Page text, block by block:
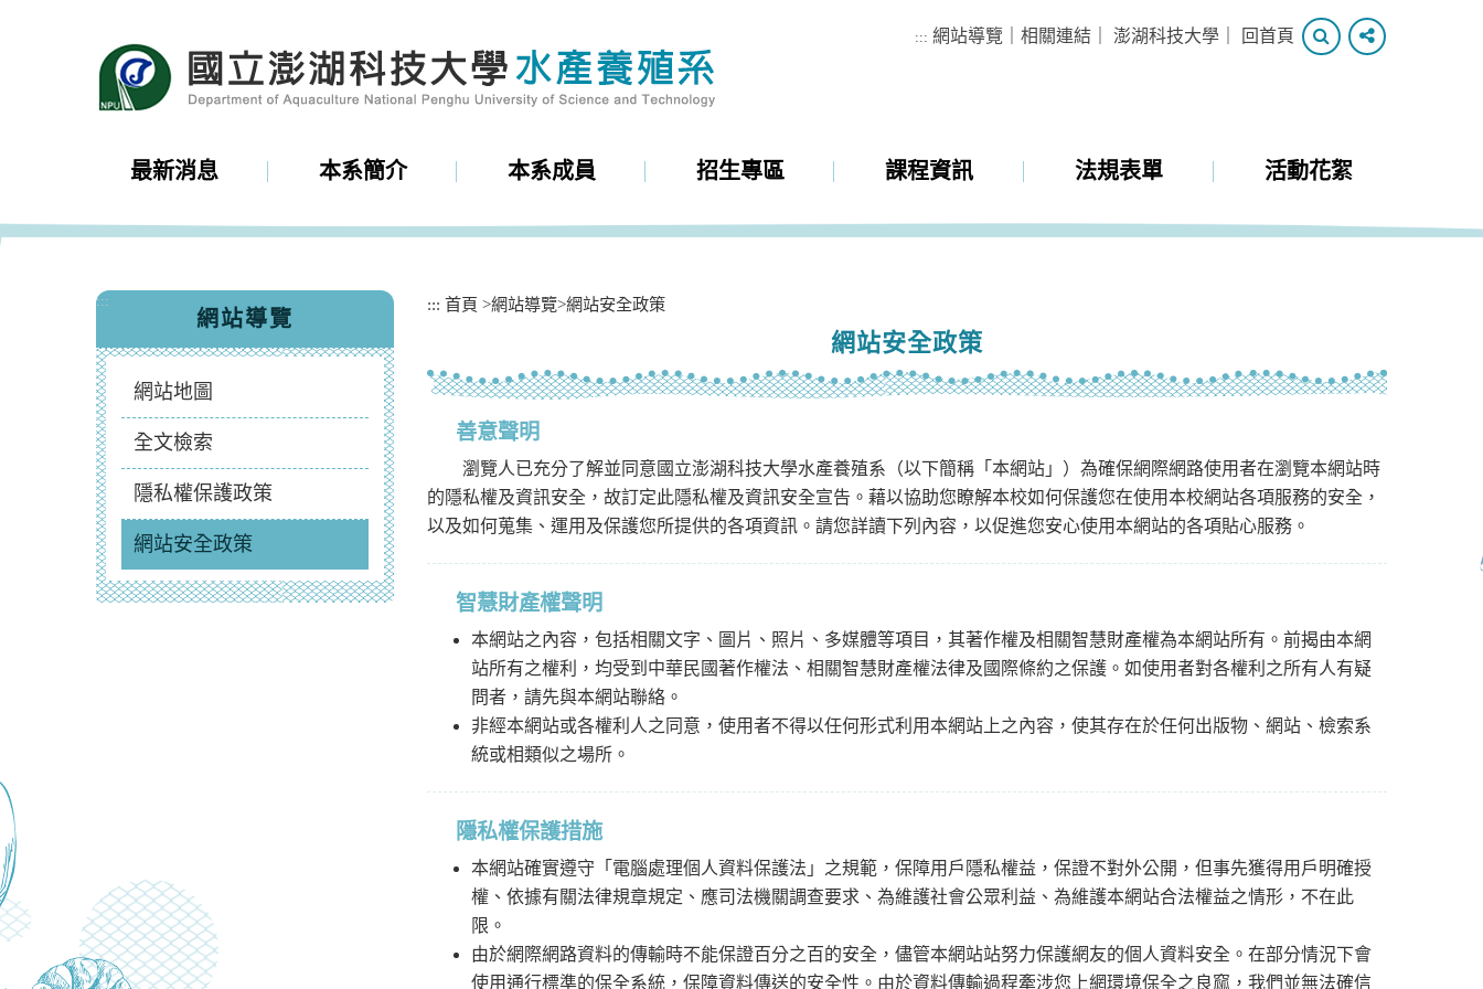
::: 網站導覽 相關連結 澎湖科技大學 回首頁
搜
尋
分
享
最新消息 本系簡介 本系成員 招生專區 課程資訊 法規表單 活動花絮
:::
網站導覽
網站地圖
全文檢索
隱私權保護政策
網站安全政策
::: 首頁 >網站導覽>網站安全政策
網站安全政策
善意聲明
瀏覽人已充分了解並同意國立澎湖科技大學水產養殖系（以下簡稱「本網站」）為確保網際網路使用者在瀏覽本網站時
的隱私權及資訊安全，故訂定此隱私權及資訊安全宣告。藉以協助您瞭解本校如何保護您在使用本校網站各項服務的安全，
以及如何蒐集、運用及保護您所提供的各項資訊。請您詳讀下列內容，以促進您安心使用本網站的各項貼心服務。
智慧財產權聲明
本網站之內容，包括相關文字、圖片、照片、多媒體等項目，其著作權及相關智慧財產權為本網站所有。前揭由本網
站所有之權利，均受到中華民國著作權法、相關智慧財產權法律及國際條約之保護。如使用者對各權利之所有人有疑
問者，請先與本網站聯絡。
非經本網站或各權利人之同意，使用者不得以任何形式利用本網站上之內容，使其存在於任何出版物、網站、檢索系
統或相類似之場所。
隱私權保護措施
本網站確實遵守「電腦處理個人資料保護法」之規範，保障用戶隱私權益，保證不對外公開，但事先獲得用戶明確授
權、依據有關法律規章規定、應司法機關調查要求、為維護社會公眾利益、為維護本網站合法權益之情形，不在此
限。
由於網際網路資料的傳輸時不能保證百分之百的安全，儘管本網站站努力保護網友的個人資料安全。在部分情況下會
使用通行標準的保全系統，保障資料傳送的安全性。由於資料傳輸過程牽涉您上網環境保全之良窳，我們並無法確信